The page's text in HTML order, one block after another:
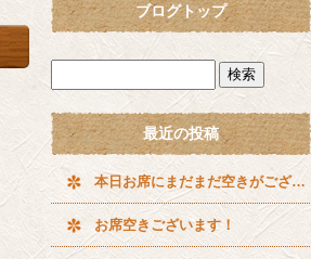
ブログトップ
最近の投稿
本日お席にまだまだ空きがございます^ ^
お席空きございます！